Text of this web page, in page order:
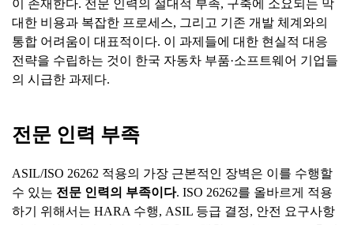
이 존재한다. 전문 인력의 절대적 부족, 구축에 소요되는 막
대한 비용과 복잡한 프로세스, 그리고 기존 개발 체계와의
통합 어려움이 대표적이다. 이 과제들에 대한 현실적 대응
전략을 수립하는 것이 한국 자동차 부품·소프트웨어 기업들
의 시급한 과제다.
전문 인력 부족
ASIL/ISO 26262 적용의 가장 근본적인 장벽은 이를 수행할
수 있는 전문 인력의 부족이다. ISO 26262를 올바르게 적용
하기 위해서는 HARA 수행, ASIL 등급 결정, 안전 요구사항